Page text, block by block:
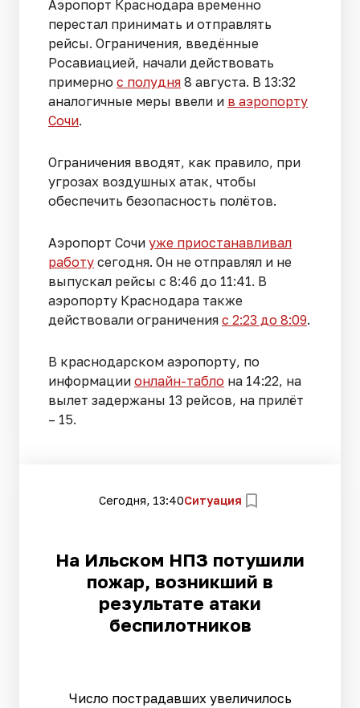
Аэропорт Краснодара временно
перестал принимать и отправлять
рейсы. Ограничения, введённые
Росавиацией, начали действовать
примерно с полудня 8 августа. В 13:32
аналогичные меры ввели и в аэропорту
Сочи.
Ограничения вводят, как правило, при
угрозах воздушных атак, чтобы
обеспечить безопасность полётов.
Аэропорт Сочи уже приостанавливал
работу сегодня. Он не отправлял и не
выпускал рейсы с 8:46 до 11:41. В
аэропорту Краснодара также
действовали ограничения с 2:23 до 8:09.
В краснодарском аэропорту, по
информации онлайн-табло на 14:22, на
вылет задержаны 13 рейсов, на прилёт
– 15.
Сегодня, 13:40Ситуация
На Ильском НПЗ потушили
пожар, возникший в
результате атаки
беспилотников
Число пострадавших увеличилось